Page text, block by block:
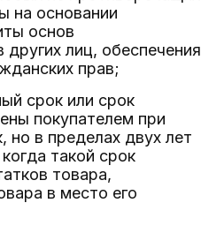
на основании
основ
лиц, обеспечения
прав;
срок или срок
покупателем при
в пределах двух лет
такой срок
товара,
в место его